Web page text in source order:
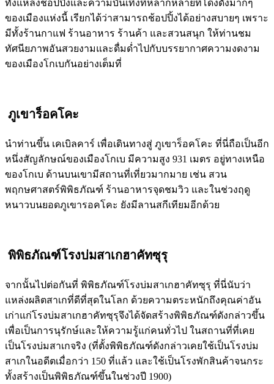
ทั้งแหล่งช้อปปิ้งและความบันเทิงที่หลากหลายที่โด่งดังมากๆ
ของเมืองแห่งนี้ เรียกได้ว่าสามารถช้อปปิ้งได้อย่างสบายๆ เพราะ
มีทั้งร้านกาแฟ ร้านอาหาร ร้านค้า และสวนสนุก ให้ท่านชม
ทัศนียภาพอันสวยงามและดื่มด่ำไปกับบรรยากาศความงดงาม
ของเมืองโกเบกันอย่างเต็มที่
ภูเขาร็อคโคะ
นำท่านขึ้น เคเบิลคาร์ เพื่อเดินทางสู่ ภูเขาร็อคโคะ ที่นี่ถือเป็นอีก
หนึ่งสัญลักษณ์ของเมืองโกเบ มีความสูง 931 เมตร อยู่ทางเหนือ
ของโกเบ ด้านบนเขามีสถานที่เที่ยวมากมาย เช่น สวน
พฤกษศาสตร์พิพิธภัณฑ์ ร้านอาหารจุดชมวิว และในช่วงฤดู
หนาวบนยอดภูเขารอคโคะ ยังมีลานสกีเทียมอีกด้วย
พิพิธภัณฑ์โรงบ่มสาเกฮาคัทซุรุ
จากนั้นไปต่อกันที่ พิพิธภัณฑ์โรงบ่มสาเกฮาคัทซุรุ ที่นี่นับว่า
แหล่งผลิตสาเกที่ดีที่สุดในโลก ด้วยความตระหนักถึงคุณค่าอัน
เก่าแก่โรงบ่มสาเกฮาคัทซุรุจึงได้จัดสร้างพิพิธภัณฑ์ดังกล่าวขึ้น
เพื่อเป็นการนุรักษ์และให้ความรู้แก่คนทั่วไป ในสถานที่ที่เคย
เป็นโรงบ่มสาเกจริง (ที่ตั้งพิพิธภัณฑ์ดังกล่าวเคยใช้เป็นโรงบ่ม
สาเกในอดีตเมื่อกว่า 150 ที่แล้ว และใช้เป็นโรงพักสินค้าจนกระ
ทั้งสร้างเป็นพิพิธภัณฑ์ขึ้นในช่วงปี 1900)